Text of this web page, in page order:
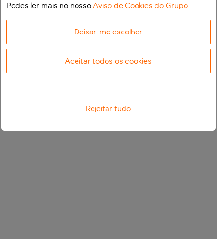
Podes ler mais no nossoAviso de Cookies do Grupo.
Deixar-me escolher
Aceitar todos os cookies
Rejeitar tudo